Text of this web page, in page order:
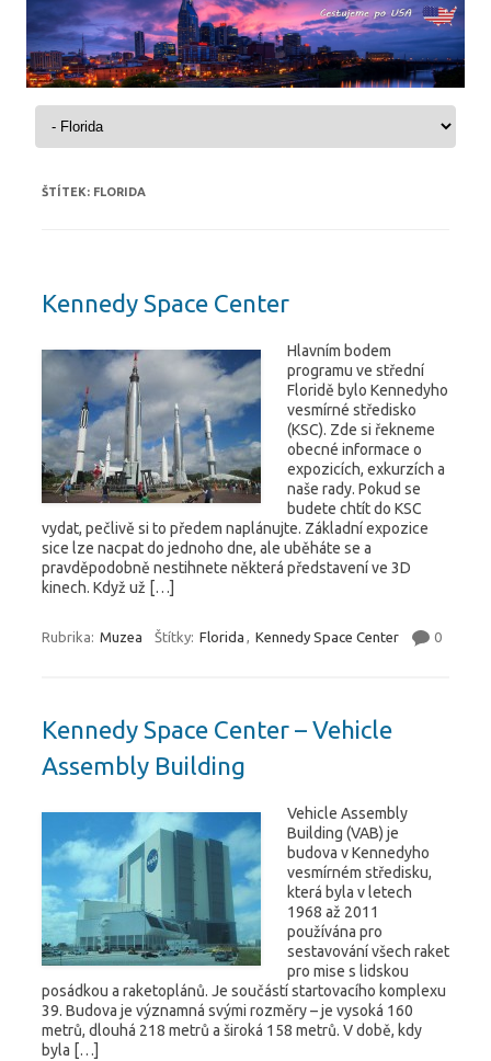
Skip to content
ŠTÍTEK: FLORIDA
Kennedy Space Center
Hlavním bodem
programu ve střední
Floridě bylo Kennedyho
vesmírné středisko
(KSC). Zde si řekneme
obecné informace o
expozicích, exkurzích a
naše rady. Pokud se
budete chtít do KSC
vydat, pečlivě si to předem naplánujte. Základní expozice
sice lze nacpat do jednoho dne, ale uběháte se a
pravděpodobně nestihnete některá představení ve 3D
kinech. Když už […]
Rubrika: Muzea Štítky: Florida , Kennedy Space Center 0
Kennedy Space Center – Vehicle
Assembly Building
Vehicle Assembly
Building (VAB) je
budova v Kennedyho
vesmírném středisku,
která byla v letech
1968 až 2011
používána pro
sestavování všech raket
pro mise s lidskou
posádkou a raketoplánů. Je součástí startovacího komplexu
39. Budova je významná svými rozměry – je vysoká 160
metrů, dlouhá 218 metrů a široká 158 metrů. V době, kdy
byla […]